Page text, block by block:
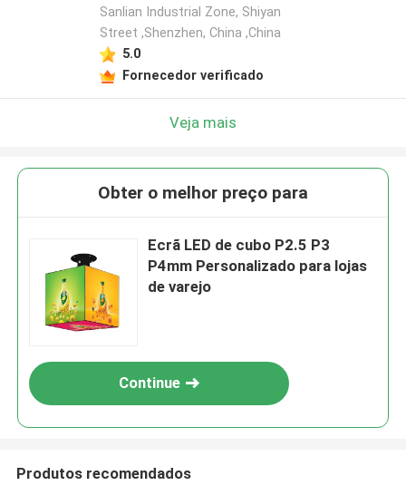
Sanlian Industrial Zone, Shiyan
Street ,Shenzhen, China ,China
5.0
Fornecedor verificado
Veja mais
Obter o melhor preço para
Ecrã LED de cubo P2.5 P3
P4mm Personalizado para lojas
de varejo
Continue
Produtos recomendados